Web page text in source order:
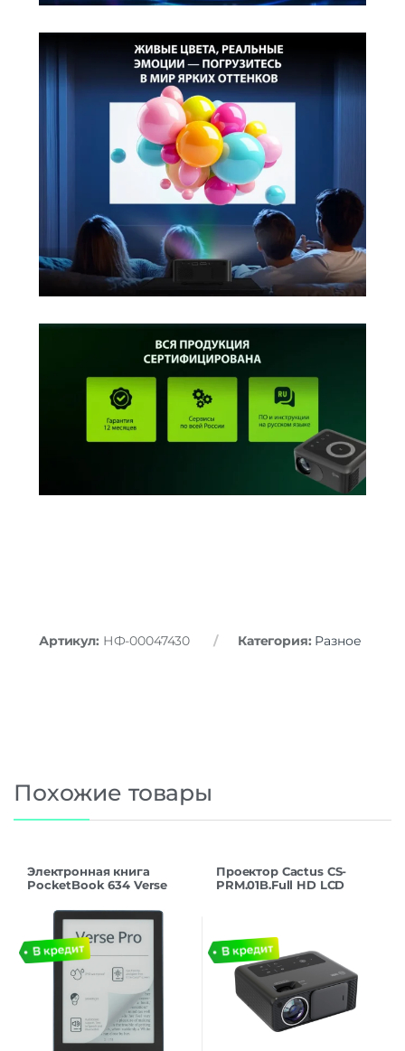
Артикул: НФ-00047430 Категория: Разное
Похожие товары
Электронная книга
PocketBook 634 Verse
Проектор Cactus CS-
PRM.01B.Full HD LCD
2xUSB